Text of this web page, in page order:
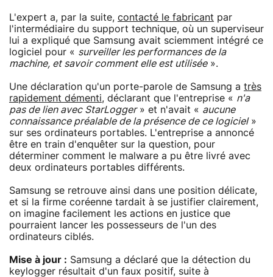
L'expert a, par la suite, contacté le fabricant par
l'intermédiaire du support technique, où un superviseur
lui a expliqué que Samsung avait sciemment intégré ce
logiciel pour « surveiller les performances de la
machine, et savoir comment elle est utilisée».
Une déclaration qu'un porte-parole de Samsung a très
rapidement démenti, déclarant que l'entreprise « n'a
pas de lien avec StarLogger» et n'avait « aucune
connaissance préalable de la présence de ce logiciel»
sur ses ordinateurs portables. L'entreprise a annoncé
être en train d'enquêter sur la question, pour
déterminer comment le malware a pu être livré avec
deux ordinateurs portables différents.
Samsung se retrouve ainsi dans une position délicate,
et si la firme coréenne tardait à se justifier clairement,
on imagine facilement les actions en justice que
pourraient lancer les possesseurs de l'un des
ordinateurs ciblés.
Mise à jour : Samsung a déclaré que la détection du
keylogger résultait d'un faux positif, suite à